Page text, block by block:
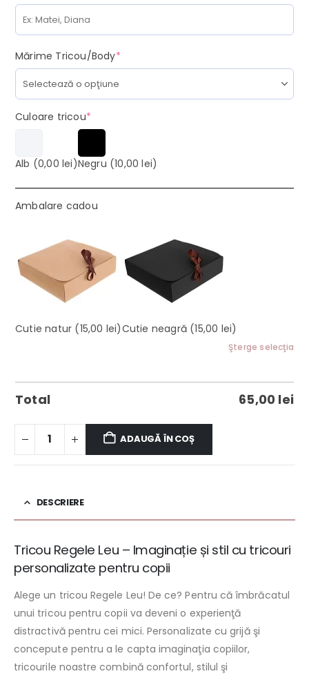
Mărime Tricou/Body*(required)
Culoare tricou*(required)
Alb (0,00 lei)Negru (10,00 lei)
Ambalare cadou
Cutie natur (15,00 lei)Cutie neagră (15,00 lei)
Şterge selecţia
Total 65,00 lei
ADAUGĂ ÎN COȘ
DESCRIERE
Tricou Regele Leu – Imaginație și stil cu tricouri
personalizate pentru copii
Alege un tricou Regele Leu! De ce? Pentru că îmbrăcatul
unui tricou pentru copii va deveni o experienţă
distractivă pentru cei mici. Personalizate cu grijă şi
concepute pentru a le capta imaginaţia copiilor,
tricourile noastre combină confortul, stilul şi